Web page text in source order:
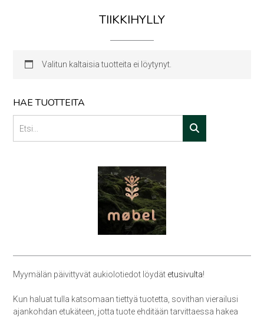
TIIKKIHYLLY
Valitun kaltaisia tuotteita ei löytynyt.
HAE TUOTTEITA
Myymälän päivittyvät aukiolotiedot löydät etusivulta!
Kun haluat tulla katsomaan tiettyä tuotetta, sovithan vierailusi
ajankohdan etukäteen, jotta tuote ehditään tarvittaessa hakea